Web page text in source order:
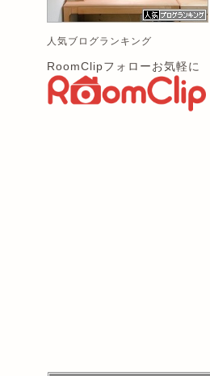
人気ブログランキング
RoomClipフォローお気軽に